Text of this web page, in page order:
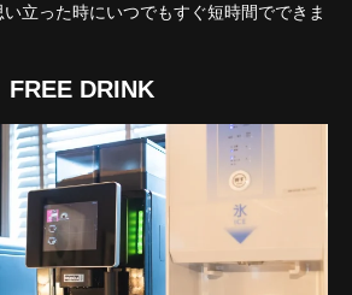
立った時にいつでもすぐ短時間でできま
FREE DRINK